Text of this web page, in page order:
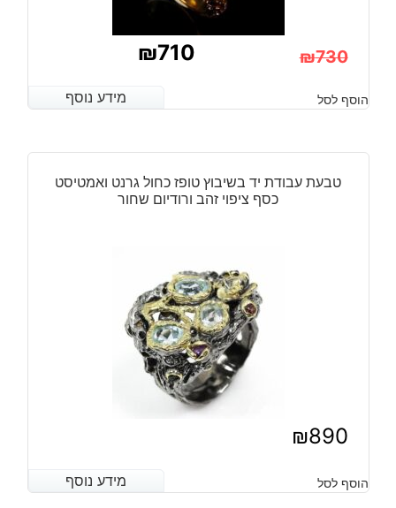
₪730
המקורי
היה:
₪730.
₪710
הנוכחי
הוא:
₪710.
מידע נוסף הוסף לסל מידע נוסף
טבעת עבודת יד בשיבוץ טופז כחול גרנט ואמטיסט
כסף ציפוי זהב ורודיום שחור
₪890
מידע נוסף הוסף לסל מידע נוסף